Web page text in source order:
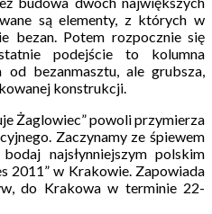
są elementy, z których w
bezan. Potem rozpocznie się
podejście to kolumna
od bezanmasztu, ale grubsza,
konstrukcji.
Żaglowiec” powoli przymierza
Zaczynamy ze śpiewem
najsłynniejszym polskim
2011” w Krakowie. Zapowiada
do Krakowa w terminie 22-